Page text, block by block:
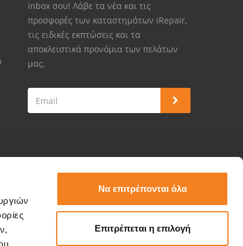
Να επιτρέπονται όλα
Επιτρέπεται η επιλογή
inbox σου! Λάβε τα νέα και τις
προσφορές των καταστημάτων iRepair,
τις ειδικές εκπτώσεις και τα
αποκλειστικά προνόμια των πελάτων
μας.